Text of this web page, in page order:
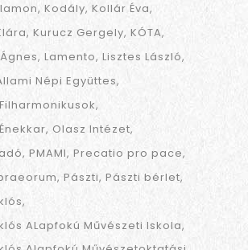
Kodály Kollár Éva
Kurucz Gergely KÓTA
Lamento Lisztes László
Népi Együttes
Olasz Intézet
PMAMI Precatio pro pace
Pászti Pászti bérlet
ALapfokú Művészeti Iskola